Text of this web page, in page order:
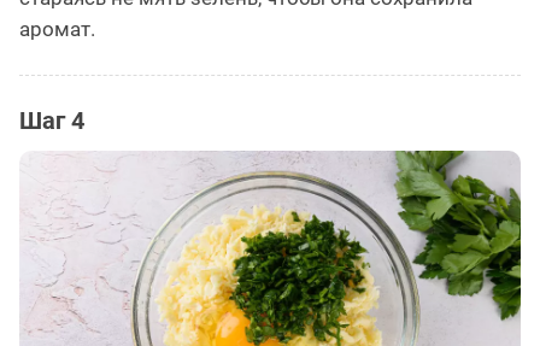
аромат.
Шаг 4